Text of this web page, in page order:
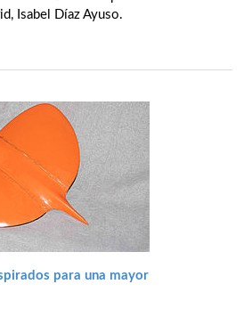
Isabel Díaz Ayuso.
para una mayor